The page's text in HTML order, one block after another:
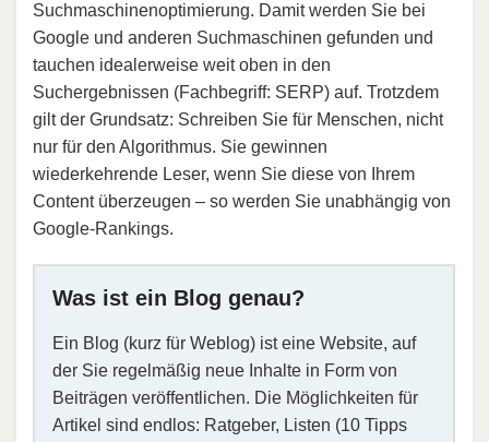
Suchmaschinenoptimierung. Damit werden Sie bei
Google und anderen Suchmaschinen gefunden und
tauchen idealerweise weit oben in den
Suchergebnissen (Fachbegriff: SERP) auf. Trotzdem
gilt der Grundsatz: Schreiben Sie für Menschen, nicht
nur für den Algorithmus. Sie gewinnen
wiederkehrende Leser, wenn Sie diese von Ihrem
Content überzeugen – so werden Sie unabhängig von
Google-Rankings.
Was ist ein Blog genau?
Ein Blog (kurz für Weblog) ist eine Website, auf
der Sie regelmäßig neue Inhalte in Form von
Beiträgen veröffentlichen. Die Möglichkeiten für
Artikel sind endlos: Ratgeber, Listen (10 Tipps